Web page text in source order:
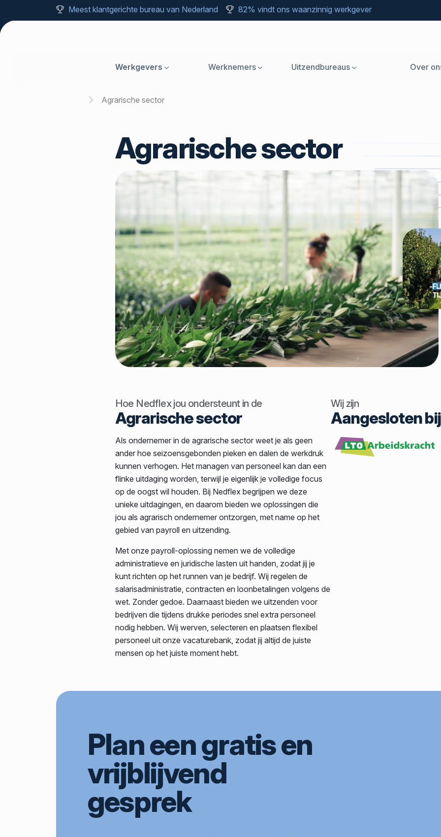
Meest klantgerichte bureau van Nederland 82% vindt ons waanzinnig werkgever
Werkgevers Werknemers Uitzendbureaus Over
Home Agrarische sector
Agrarische sector
Hoe Nedflex jou ondersteunt in de
Agrarische sector
Als ondernemer in de agrarische sector weet je als geen
ander hoe seizoensgebonden pieken en dalen de werkdruk
kunnen verhogen. Het managen van personeel kan dan een
flinke uitdaging worden, terwijl je eigenlijk je volledige focus
op de oogst wil houden. Bij Nedflex begrijpen we deze
unieke uitdagingen, en daarom bieden we oplossingen die
jou als agrarisch ondernemer ontzorgen, met name op het
gebied van payroll en uitzending.
Met onze payroll-oplossing nemen we de volledige
administratieve en juridische lasten uit handen, zodat jij je
kunt richten op het runnen van je bedrijf. Wij regelen de
salarisadministratie, contracten en loonbetalingen volgens de
wet. Zonder gedoe. Daarnaast bieden we uitzenden voor
bedrijven die tijdens drukke periodes snel extra personeel
nodig hebben. Wij werven, selecteren en plaatsen flexibel
personeel uit onze vacaturebank, zodat jij altijd de juiste
mensen op het juiste moment hebt.
Wij zijn
Aangesloten bij
Plan een gratis en
vrijblijvend
gesprek